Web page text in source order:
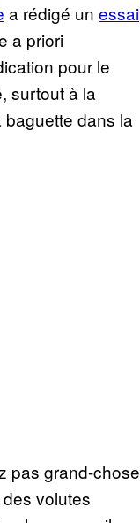
a rédigé un essai
a priori
pour le
surtout à la
dans la
pas grand-chose
volutes